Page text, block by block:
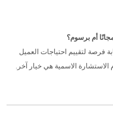
أم برسوم؟
فرصة لتقييم احتياجات العميل
الاسمية هي خيار آخر.